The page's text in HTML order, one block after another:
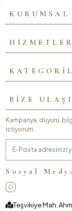
KURUMSAL
HİZMETLER
BİZE
Kampanya, duyuru,
istiyorum.
Sosyal
Teşvikiye Mah.